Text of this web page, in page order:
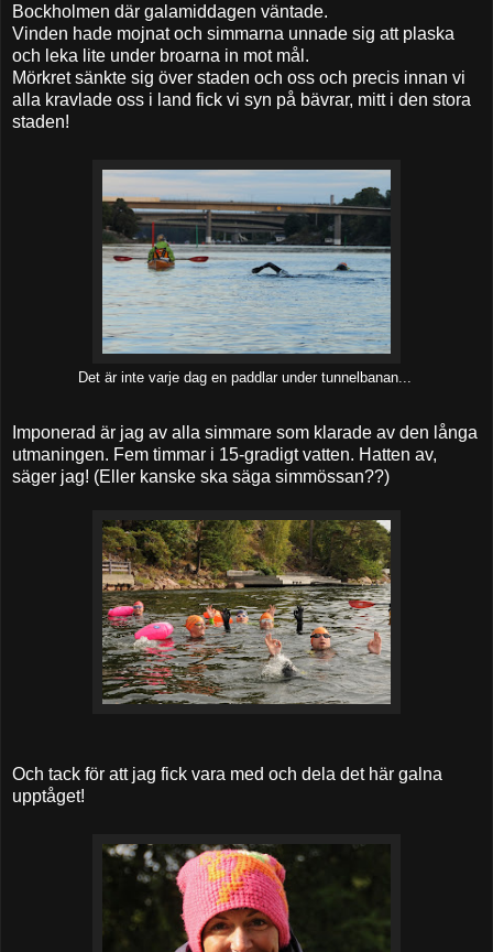
Bockholmen där galamiddagen väntade.
Vinden hade mojnat och simmarna unnade sig att plaska
och leka lite under broarna in mot mål.
Mörkret sänkte sig över staden och oss och precis innan vi
alla kravlade oss i land fick vi syn på bävrar, mitt i den stora
staden!
Det är inte varje dag en paddlar under tunnelbanan...
Imponerad är jag av alla simmare som klarade av den långa
utmaningen. Fem timmar i 15-gradigt vatten. Hatten av,
säger jag! (Eller kanske ska säga simmössan??)
Och tack för att jag fick vara med och dela det här galna
upptåget!